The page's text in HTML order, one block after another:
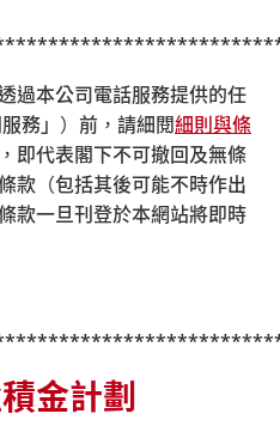
過本公司電話服務提供的任
務」）前，請細閱細則與條
即代表閣下不可撤回及無條
款（包括其後可能不時作出
款一旦刊登於本網站將即時
金計劃
簡易強積金計劃的「預設
」實施前通知書
chinese/dis/dis
金計劃介紹的「預設投資
施前通知書
「預設投資策略」成分基